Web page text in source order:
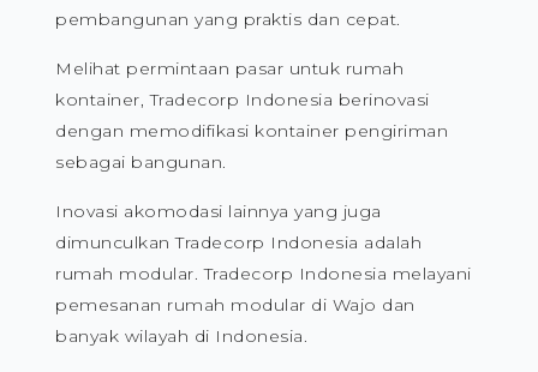
pembangunan yang praktis dan cepat.
Melihat permintaan pasar untuk rumah
kontainer, Tradecorp Indonesia berinovasi
dengan memodifikasi kontainer pengiriman
sebagai bangunan.
Inovasi akomodasi lainnya yang juga
dimunculkan Tradecorp Indonesia adalah
rumah modular. Tradecorp Indonesia melayani
pemesanan rumah modular di Wajo dan
banyak wilayah di Indonesia.